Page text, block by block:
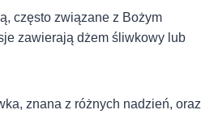
często związane z Bożym
zawierają dżem śliwkowy lub
znana z różnych nadzień, oraz